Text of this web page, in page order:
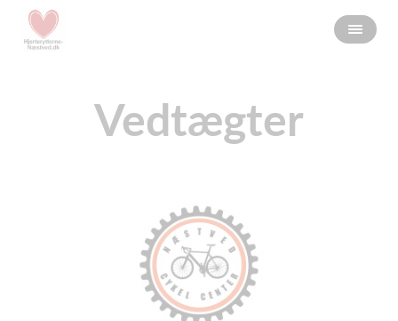
Vedtægter